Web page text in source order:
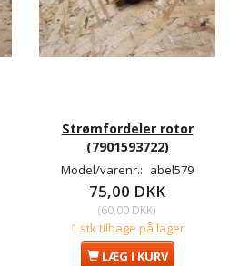
Strømfordeler rotor
(7901593722)
Model/varenr.: abel579
75,00 DKK
(60,00 DKK)
1 stk tilbage på lager
LÆG I KURV